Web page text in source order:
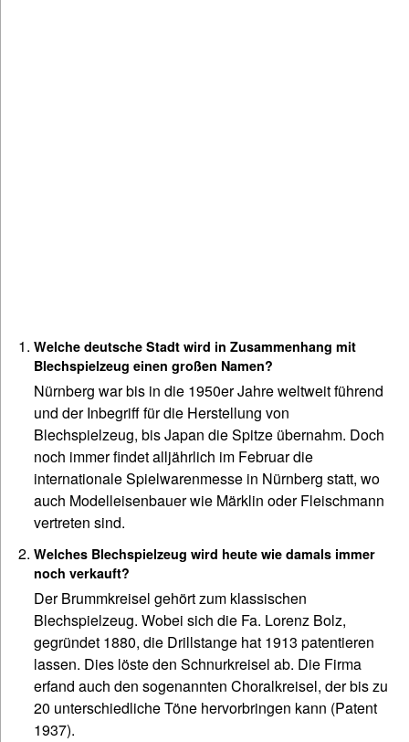
Welche deutsche Stadt wird in Zusammenhang mit
Blechspielzeug einen großen Namen?
Nürnberg war bis in die 1950er Jahre weltweit führend
und der Inbegriff für die Herstellung von
Blechspielzeug, bis Japan die Spitze übernahm. Doch
noch immer findet alljährlich im Februar die
internationale Spielwarenmesse in Nürnberg statt, wo
auch Modelleisenbauer wie Märklin oder Fleischmann
vertreten sind.
Welches Blechspielzeug wird heute wie damals immer
noch verkauft?
Der Brummkreisel gehört zum klassischen
Blechspielzeug. Wobei sich die Fa. Lorenz Bolz,
gegründet 1880, die Drillstange hat 1913 patentieren
lassen. Dies löste den Schnurkreisel ab. Die Firma
erfand auch den sogenannten Choralkreisel, der bis zu
20 unterschiedliche Töne hervorbringen kann (Patent
1937).